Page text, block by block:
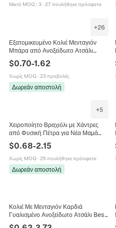
Μικτό MOQ : 3· 27 πουλήθηκε πρόσφατα
+26
Εξατομικευμένο Κολιέ Μενταγιόν
Μπάρα από Ανοξείδωτο Ατσάλι
Χαραγμένο Οικογενειακό Κόσμημα
Μινιμαλιστικό Γαλβανισμένο Κολιέ
Μπάρα Δώρο Ημέρας της Μητέρας
για Γυναίκες
$0.70-1.62
Χωρίς MOQ · 23 προβολές
Δωρεάν αποστολή
+5
Χειροποίητο Βραχιόλι με Χάντρες
από Φυσική Πέτρα για Νέα Μαμά
Μωρού Κόσμημα Δώρο Γιορτή της
Μητέρας Με Κάρτα
$0.68-2.15
Χωρίς MOQ · 25 πουλήθηκε πρόσφατα
Δωρεάν αποστολή
Κολιέ Με Μενταγιόν Καρδιά
Γυαλισμένο Ανοξείδωτο Ατσάλι Best
Mom Ever Χαραγμένο Δώρο Γιορτής